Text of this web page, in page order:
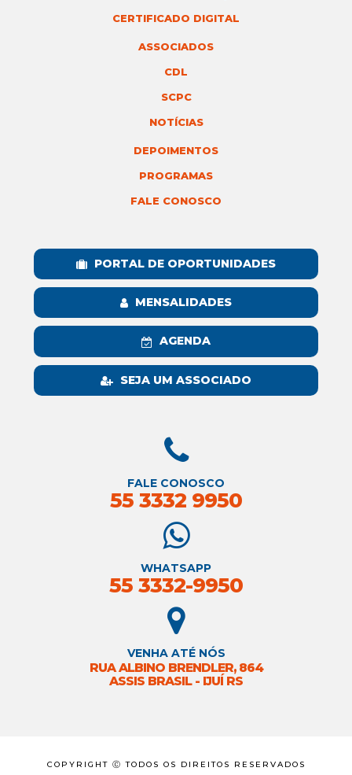
CERTIFICADO DIGITAL
ASSOCIADOS
CDL
SCPC
NOTÍCIAS
DEPOIMENTOS
PROGRAMAS
FALE CONOSCO
PORTAL DE OPORTUNIDADES
MENSALIDADES
AGENDA
SEJA UM ASSOCIADO
FALE CONOSCO
55 3332 9950
WHATSAPP
55 3332-9950
VENHA ATÉ NÓS
RUA ALBINO BRENDLER, 864
ASSIS BRASIL - IJUÍ RS
COPYRIGHT Ⓒ TODOS OS DIREITOS RESERVADOS